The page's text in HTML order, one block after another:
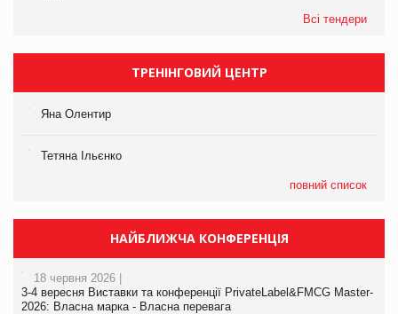
Всі тендери
ТРЕНІНГОВИЙ ЦЕНТР
Яна Олентир
Тетяна Ільєнко
повний список
НАЙБЛИЖЧА КОНФЕРЕНЦІЯ
18 червня 2026 |
3-4 вересня Виставки та конференції PrivateLabel&FMCG Master-
2026: Власна марка - Власна перевага